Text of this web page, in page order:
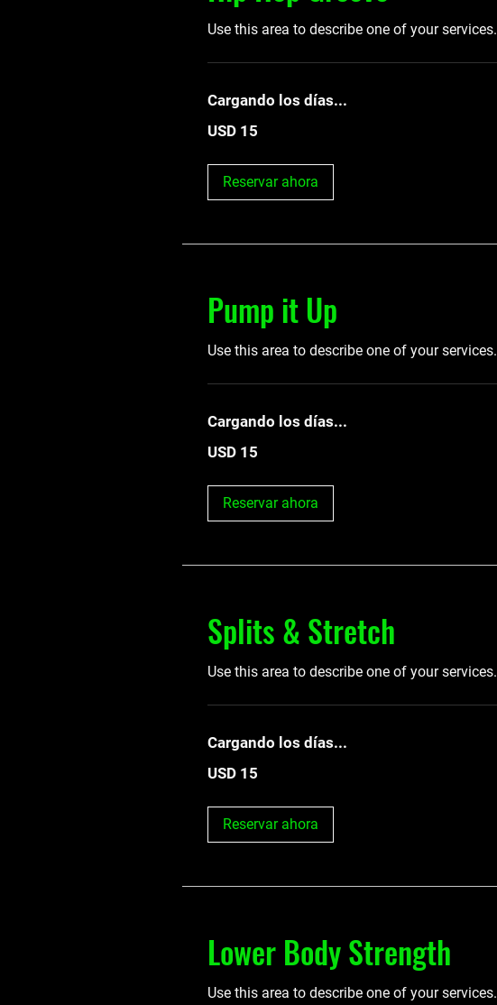
Use this area to describe one of your services.
Cargando los días...
dólares
USD 15
Reservar ahora
Pump it Up
Use this area to describe one of your services.
Cargando los días...
dólares
USD 15
Reservar ahora
Splits & Stretch
Use this area to describe one of your services.
Cargando los días...
dólares
USD 15
Reservar ahora
Lower Body Strength
Use this area to describe one of your services.